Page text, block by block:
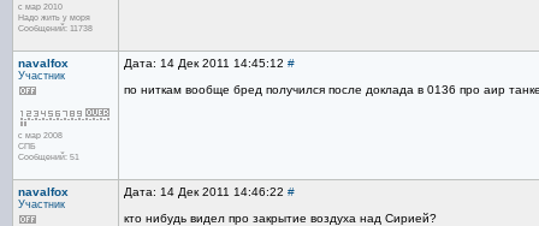
с мар 2010
Надо жить у моря
Сообщений: 11738
navalfox
Участник
с мар 2008
СПБ
Сообщений: 51
Дата: 14 Дек 2011 14:45:12 #
по ниткам вообще бред получился после доклада в 0136 про аир
navalfox
Участник
Дата: 14 Дек 2011 14:46:22 #
кто нибудь видел про закрытие воздуха над Сирией?